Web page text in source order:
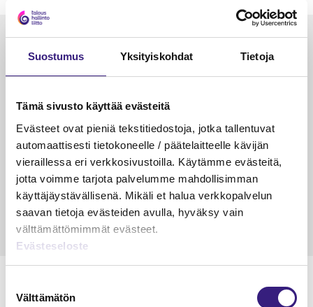
Suostumus Yksityiskohdat Tietoja
Tämä sivusto käyttää evästeitä
Evästeet ovat pieniä tekstitiedostoja, jotka tallentuvat
automaattisesti tietokoneelle / päätelaitteelle kävijän
vieraillessa eri verkkosivustoilla. Käytämme evästeitä,
jotta voimme tarjota palvelumme mahdollisimman
käyttäjäystävällisenä. Mikäli et halua verkkopalvelun
saavan tietoja evästeiden avulla, hyväksy vain
välttämättömimmät evästeet.
Evästeseloste
valinta
Välttämätön
Kulu­veloitukset arvon­lisä­
verotuksessa – omien kulujen
veloitus, kulujen edelleen­
veloitus ja läpi­laskutus
15.5.2023 10 min